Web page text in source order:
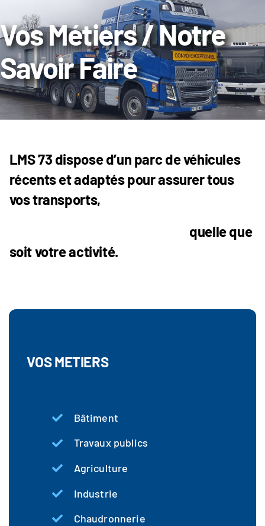
au
contenu
Vos Métiers / Notre
Savoir Faire
LMS 73 dispose d’un parc de véhicules
récents et adaptés pour assurer tous
vos transports,
quelle que
soit votre activité.
VOS METIERS
Bâtiment
Travaux publics
Agriculture
Industrie
Chaudronnerie